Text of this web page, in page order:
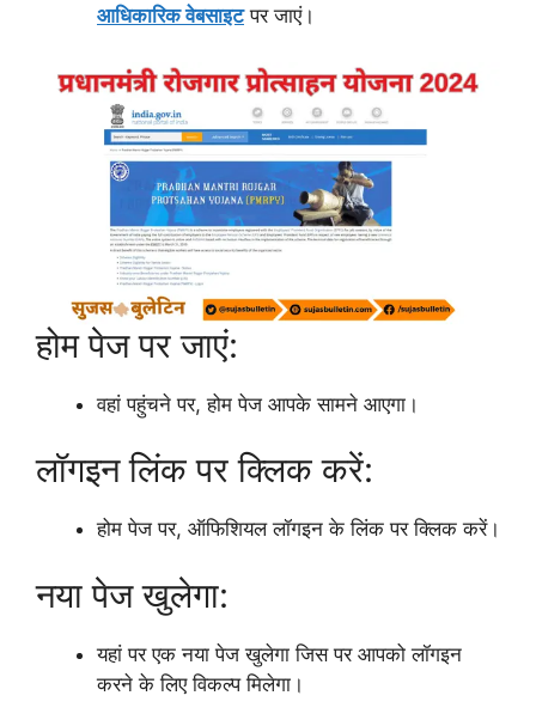
आधिकारिक वेबसाइटपर जाएं।
होम पेज पर जाएं:
वहां पहुंचने पर, होम पेज आपके सामने आएगा।
लॉगइन लिंक पर क्लिक करें:
होम पेज पर, ऑफिशियल लॉगइन के लिंक पर क्लिक करें।
नया पेज खुलेगा:
यहां पर एक नया पेज खुलेगा जिस पर आपको लॉगइन
करने के लिए विकल्प मिलेगा।